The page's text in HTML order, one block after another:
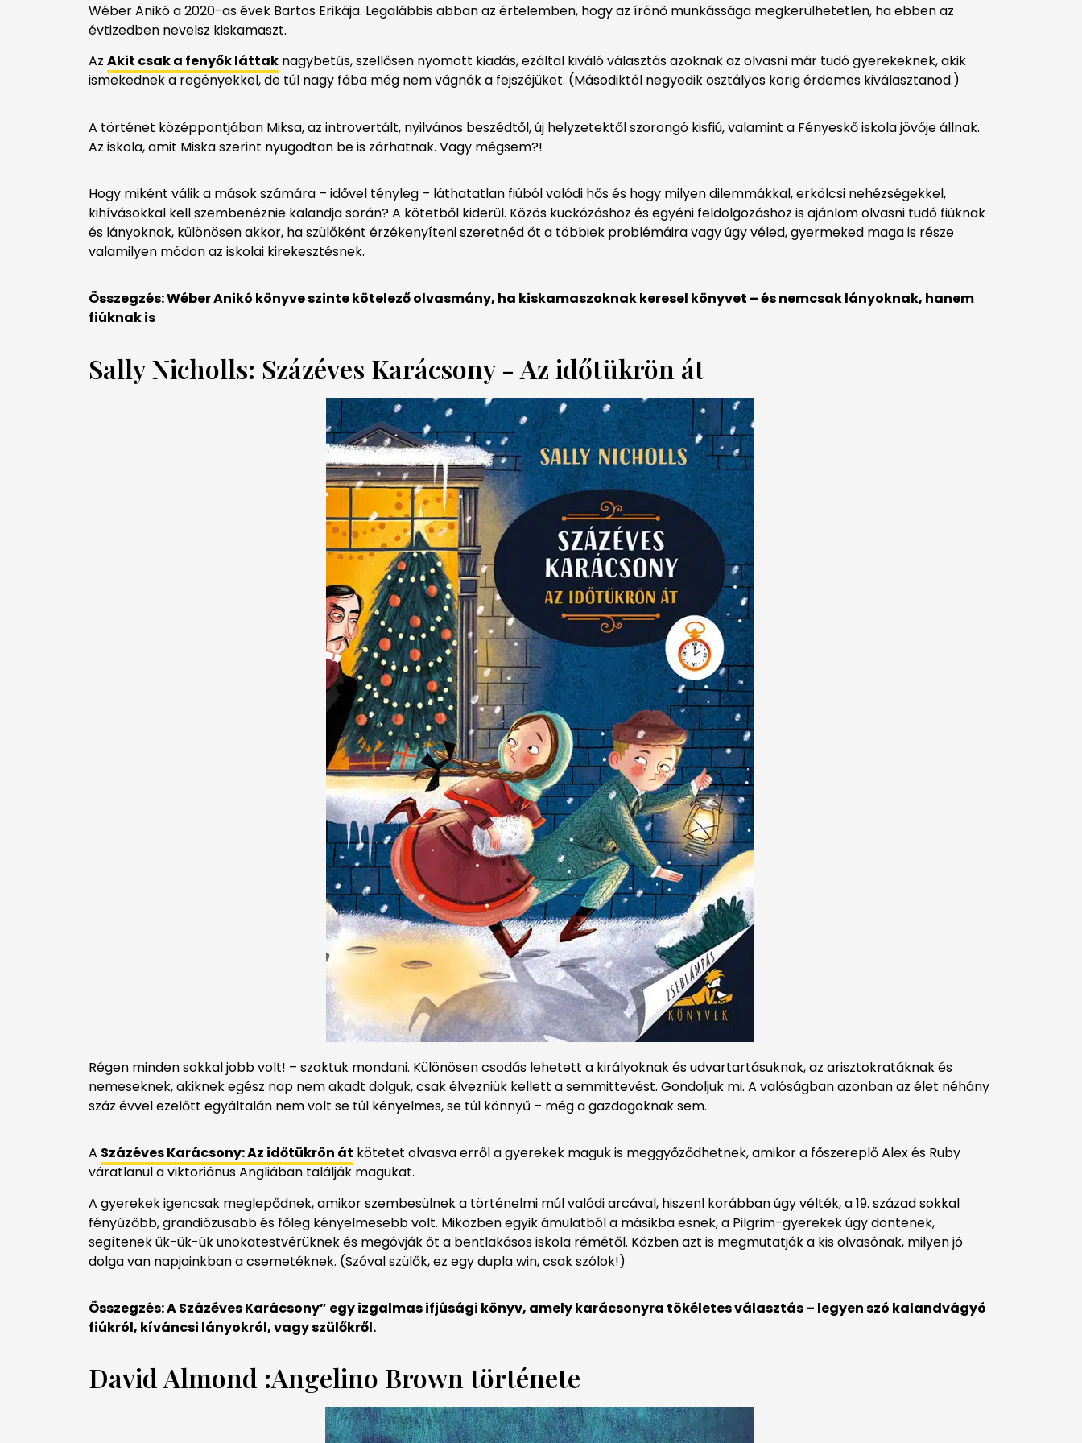
Wéber Anikó a 2020-as évek Bartos Erikája. Legalábbis abban az értelemben, hogy az írónő munkássága megkerülhetetlen, ha ebben az
évtizedben nevelsz kiskamaszt.
Az Akit csak a fenyők láttak nagybetűs, szellősen nyomott kiadás, ezáltal kiváló választás azoknak az olvasni már tudó gyerekeknek, akik
ismekednek a regényekkel, de túl nagy fába még nem vágnák a fejszéjüket. (Másodiktól negyedik osztályos korig érdemes kiválasztanod.)
A történet középpontjában Miksa, az introvertált, nyilvános beszédtől, új helyzetektől szorongó kisfiú, valamint a Fényeskő iskola jövője állnak.
Az iskola, amit Miska szerint nyugodtan be is zárhatnak. Vagy mégsem?!
Hogy miként válik a mások számára – idővel tényleg – láthatatlan fiúból valódi hős és hogy milyen dilemmákkal, erkölcsi nehézségekkel,
kihívásokkal kell szembenéznie kalandja során? A kötetből kiderül. Közös kuckózáshoz és egyéni feldolgozáshoz is ajánlom olvasni tudó fiúknak
és lányoknak, különösen akkor, ha szülőként érzékenyíteni szeretnéd őt a többiek problémáira vagy úgy véled, gyermeked maga is része
valamilyen módon az iskolai kirekesztésnek.
Összegzés: Wéber Anikó könyve szinte kötelező olvasmány, ha kiskamaszoknak keresel könyvet – és nemcsak lányoknak, hanem
fiúknak is
Sally Nicholls: Százéves Karácsony - Az időtükrön át
Régen minden sokkal jobb volt! – szoktuk mondani. Különösen csodás lehetett a királyoknak és udvartartásuknak, az arisztokratáknak és
nemeseknek, akiknek egész nap nem akadt dolguk, csak élvezniük kellett a semmittevést. Gondoljuk mi. A valóságban azonban az élet néhány
száz évvel ezelőtt egyáltalán nem volt se túl kényelmes, se túl könnyű – még a gazdagoknak sem.
A Százéves Karácsony: Az időtükrön át kötetet olvasva erről a gyerekek maguk is meggyőződhetnek, amikor a főszereplő Alex és Ruby
váratlanul a viktoriánus Angliában találják magukat.
A gyerekek igencsak meglepődnek, amikor szembesülnek a történelmi múl valódi arcával, hiszenl korábban úgy vélték, a 19. század sokkal
fényűzőbb, grandiózusabb és főleg kényelmesebb volt. Miközben egyik ámulatból a másikba esnek, a Pilgrim-gyerekek úgy döntenek,
segítenek ük-ük-ük unokatestvérüknek és megóvják őt a bentlakásos iskola rémétől. Közben azt is megmutatják a kis olvasónak, milyen jó
dolga van napjainkban a csemetéknek. (Szóval szülők, ez egy dupla win, csak szólok!)
Összegzés: A Százéves Karácsony” egy izgalmas ifjúsági könyv, amely karácsonyra tökéletes választás – legyen szó kalandvágyó
fiúkról, kíváncsi lányokról, vagy szülőkről.
David Almond :Angelino Brown története